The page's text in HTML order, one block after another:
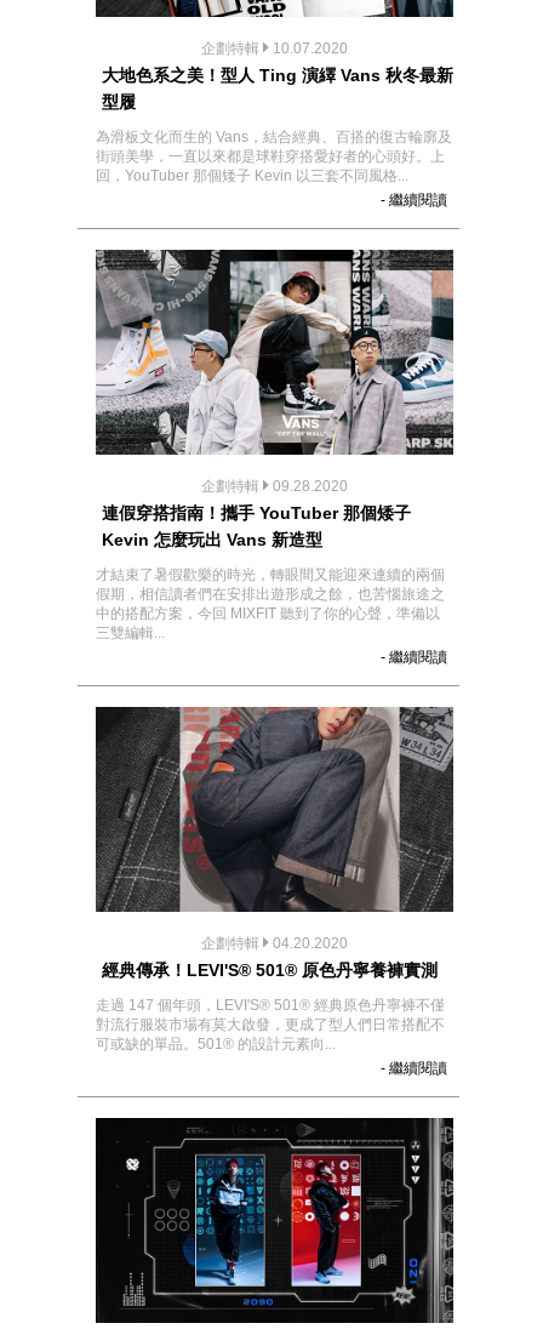
企劃特輯 10.07.2020
大地色系之美！型人 Ting 演繹 Vans 秋冬最新
型履
為滑板文化而生的 Vans，結合經典、百搭的復古輪廓及
街頭美學，一直以來都是球鞋穿搭愛好者的心頭好。上
回，YouTuber 那個矮子 Kevin 以三套不同風格...
- 繼續閱讀
企劃特輯 09.28.2020
連假穿搭指南！攜手 YouTuber 那個矮子
Kevin 怎麼玩出 Vans 新造型
才結束了暑假歡樂的時光，轉眼間又能迎來連續的兩個
假期，相信讀者們在安排出遊形成之餘，也苦惱旅途之
中的搭配方案，今回 MIXFIT 聽到了你的心聲，準備以
三雙編輯...
- 繼續閱讀
企劃特輯 04.20.2020
經典傳承！LEVI'S® 501® 原色丹寧養褲實測
走過 147 個年頭，LEVI'S® 501® 經典原色丹寧褲不僅
對流行服裝市場有莫大啟發，更成了型人們日常搭配不
可或缺的單品。501® 的設計元素向...
- 繼續閱讀